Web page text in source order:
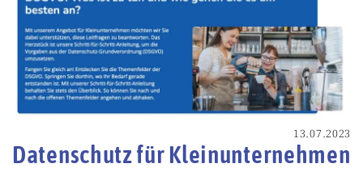
13.07.2023
Datenschutz für Kleinunternehmen